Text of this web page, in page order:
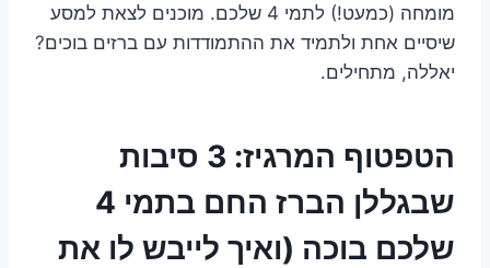
מומחה (כמעט!) לתמי 4 שלכם. מוכנים לצאת למסע
שיסיים אחת ולתמיד את ההתמודדות עם ברזים בוכים?
יאללה, מתחילים.
הטפטוף המרגיז: 3 סיבות
שבגללן הברז החם בתמי 4
שלכם בוכה (ואיך לייבש לו את